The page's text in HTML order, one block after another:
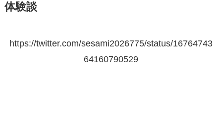
体験談
https://twitter.com/sesami2026775/status/16764743
64160790529